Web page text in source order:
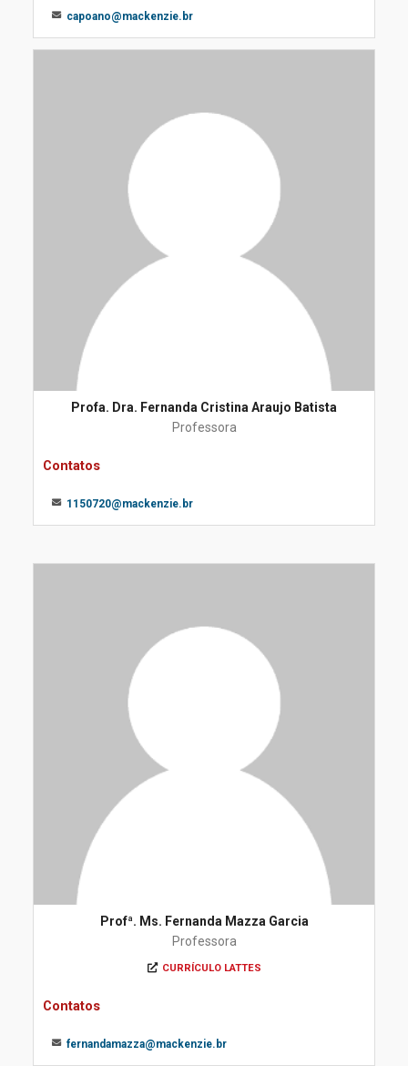
capoano@mackenzie.br
Profa. Dra. Fernanda Cristina Araujo Batista
Professora
Contatos
1150720@mackenzie.br
Profª. Ms. Fernanda Mazza Garcia
Professora
CURRÍCULO LATTES
Contatos
fernandamazza@mackenzie.br